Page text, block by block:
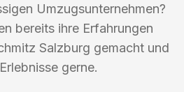
Umzugsunternehmen?
bereits ihre Erfahrungen
Salzburg gemacht und
gerne.